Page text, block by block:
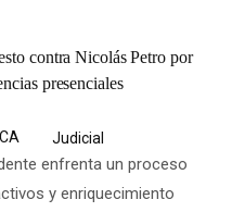
contra Nicolás Petro por
presenciales
Judicial
enfrenta un proceso
y enriquecimiento